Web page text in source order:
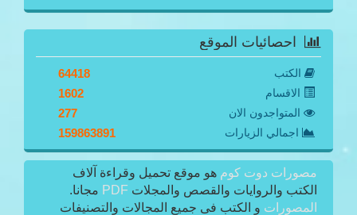
احصائيات الموقع
الكتب 64418
الاقسام 1602
المتواجدون الان 277
اجمالي الزيارات 159863891
مصورات دوت كوم هو موقع تحميل وقراءة آلاف
الكتب والروايات والقصص والمجلات PDF مجانا.
المصورات و الكتب فى جميع المجالات والتصنيفات